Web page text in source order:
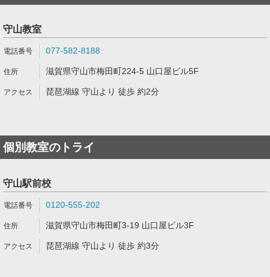
守山教室
077-582-8188
滋賀県守山市梅田町224-5 山口屋ビル5F
琵琶湖線 守山より 徒歩 約2分
個別教室のトライ
守山駅前校
0120-555-202
滋賀県守山市梅田町3-19 山口屋ビル3F
琵琶湖線 守山より 徒歩 約3分